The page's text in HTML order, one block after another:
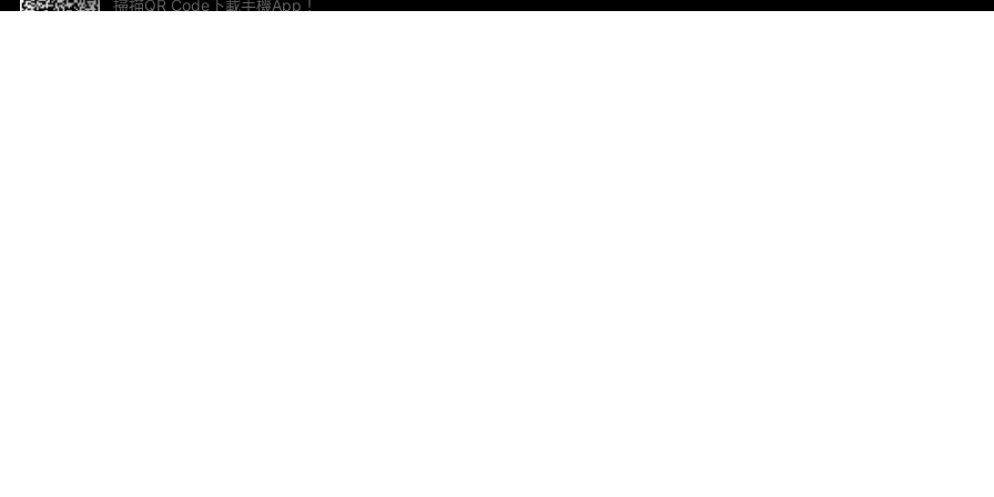
掃描QR Code下載手機App！